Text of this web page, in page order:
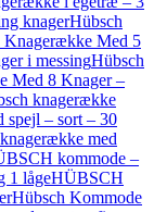
knagerHübsch
Knagerække Med 5
i messingHübsch
Med 8 Knager –
knagerække
spejl – sort – 30
med
kommode –
1 lågeHÜBSCH
Hübsch Kommode